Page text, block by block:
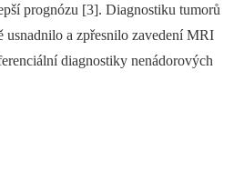
prognózu [3]. Diagnostiku tumorů
usnadnilo a zpřesnilo zavedení MRI
diagnostiky nenádorových